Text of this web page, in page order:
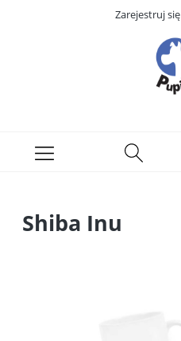
Zarejestruj się
Shiba Inu